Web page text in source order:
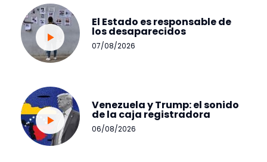
El Estado es responsable de
los desaparecidos
07/08/2026
Venezuela y Trump: el sonido
de la caja registradora
06/08/2026